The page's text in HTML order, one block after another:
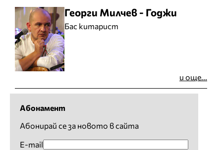
Георги Милчев - Годжи
Бас китарист
и още...
Абонамент
Абонирай се за новото в сайта
E-mail